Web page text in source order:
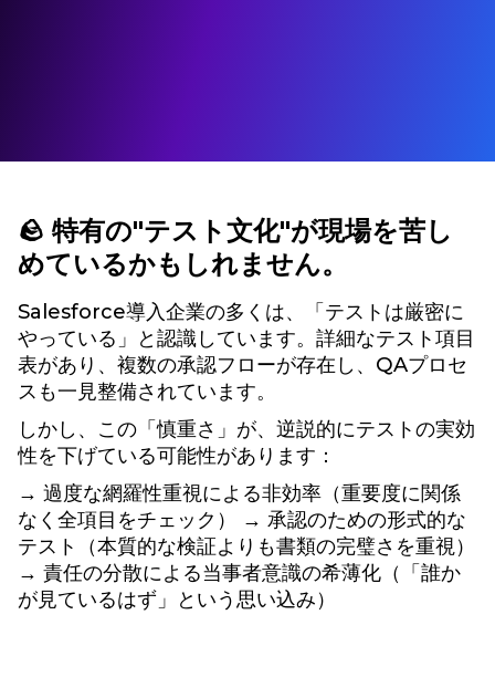
🪨 特有の"テスト文化"が現場を苦し
めているかもしれません。
Salesforce導入企業の多くは、「テストは厳密に
やっている」と認識しています。詳細なテスト項目
表があり、複数の承認フローが存在し、QAプロセ
スも一見整備されています。
しかし、この「慎重さ」が、逆説的にテストの実効
性を下げている可能性があります：
→ 過度な網羅性重視による非効率（重要度に関係
なく全項目をチェック） → 承認のための形式的な
テスト（本質的な検証よりも書類の完璧さを重視）
→ 責任の分散による当事者意識の希薄化（「誰か
が見ているはず」という思い込み）